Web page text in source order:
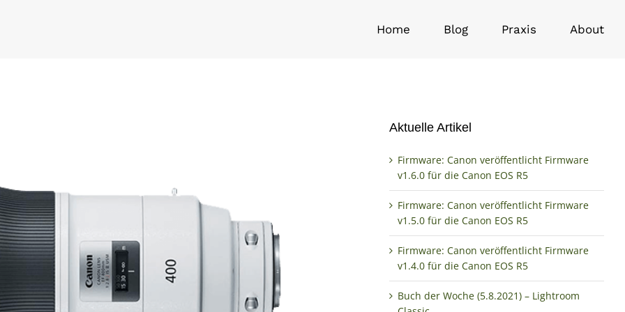
Home Blog Praxis About
IS USM und das RF 100mm
USM Makro ankündigen
Aktuelle Artikel
Firmware: Canon veröffentlicht Firmware
v1.6.0 für die Canon EOS R5
Firmware: Canon veröffentlicht Firmware
v1.5.0 für die Canon EOS R5
Firmware: Canon veröffentlicht Firmware
v1.4.0 für die Canon EOS R5
Buch der Woche (5.8.2021) – Lightroom